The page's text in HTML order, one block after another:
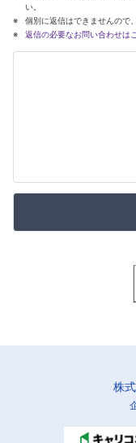
い。
個別に返信はできませんので
返信の必要なお問い合わせは
株